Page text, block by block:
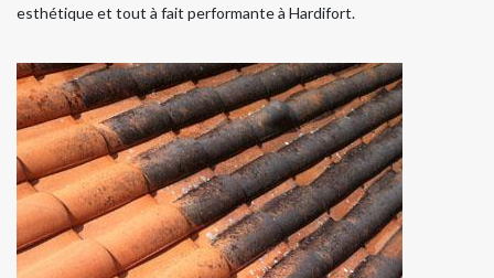
esthétique et tout à fait performante à Hardifort.